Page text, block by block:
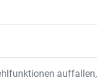
auffallen,